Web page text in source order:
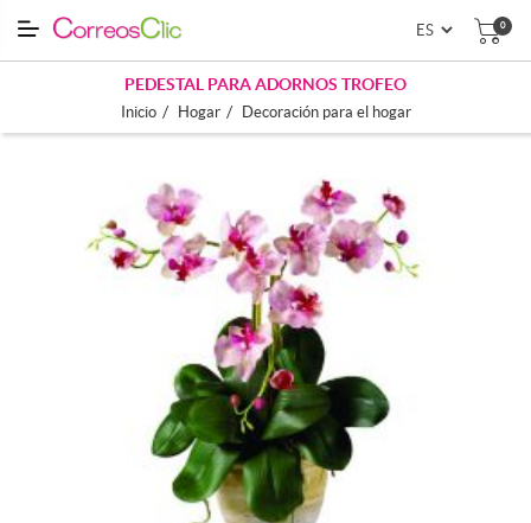
0
PEDESTAL PARA ADORNOS TROFEO
Inicio / Hogar / Decoración para el hogar